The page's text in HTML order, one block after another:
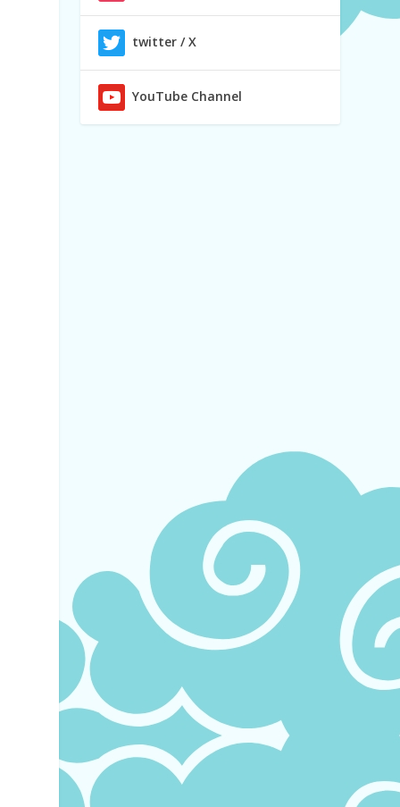
twitter / X
YouTube Channel